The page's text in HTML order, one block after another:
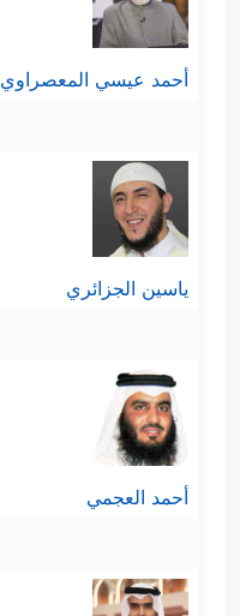
أحمد عيسي المعصراوي
ياسين الجزائري
أحمد العجمي